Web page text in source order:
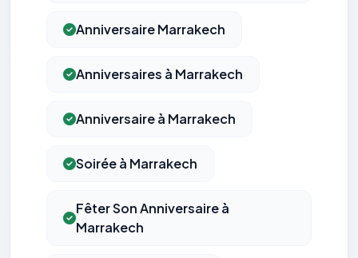
Anniversaire Marrakech
Anniversaires à Marrakech
Anniversaire à Marrakech
Soirée à Marrakech
Fêter Son Anniversaire à
Marrakech